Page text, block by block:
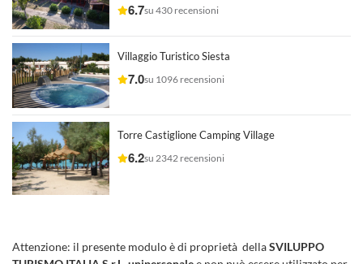
6.7su 430 recensioni
Villaggio Turistico Siesta
7.0su 1096 recensioni
Torre Castiglione Camping Village
6.2su 2342 recensioni
Attenzione: il presente modulo è di proprietà dellaSVILUPPO